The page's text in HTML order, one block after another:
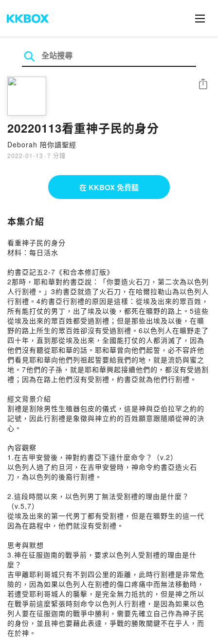
20220113看重神子民的身分
Deborah 陪你讀聖經
2022-01-13 · 7 分鐘
分享
在 KKBOX 免費聽
本集介紹
看重神子民的身分
材料：每日活水
約書亞記五2-7《和合本修訂版》
2那時，耶和華對約書亞說：「你要造火石刀，第二次為以色列
人行割禮。」3約書亞就造了火石刀，在哈爾拉勒山為以色列人
行割禮。4約書亞行割禮的原因是這樣：從埃及出來的眾百姓，
所有能打仗的男丁，出了埃及以後，都死在曠野的路上。5這些
從埃及出來的眾百姓都受過割禮；但是那些出埃及以後，在曠
野的路上所生的眾百姓卻沒有受過割禮。6以色列人在曠野走了
四十年，直到那從埃及出來，全國能打仗的人都消滅了，因為
他們沒有聽從耶和華的話。耶和華曾向他們起誓，必不容許他
們看見耶和華向他們列祖起誓要給我們的地，就是流奶與蜜之
地。7他們的子孫，就是耶和華興起接續他們的，都沒有受過割
禮；因為在路上他們沒有受割禮，約書亞就為他們行割禮。
經文背景介紹
割禮是割除男性生殖器包皮的儀式，這是神與亞伯拉罕之約的
記號，因此行割禮是象徵與神立約的百姓願意跟隨順從神的決
心。
內容觀察
1.在吉甲安營後，神對約書亞下達什麼命令？（v.2）
以色列人過了約旦河，在吉甲安營時，神命令約書亞造火石
刀，為以色列的後裔行割禮。
2.這段時間以來，以色列男丁無法受割禮的理由是什麼？
（v.5,7）
從埃及出來的第一代男丁都有受割禮，但是在曠野生的這一代
因為在路程中，他們就沒有受割禮。
思考與默想
3.神在征服迦南的戰爭前，要求以色列人受割禮的理由是什
麼？
吉甲離耶利哥城只有不到四公里的距離，此時行割禮是非常危
險的，因為如果以色列人在割禮的傷口疼痛中而無法移動時，
若遭受耶利哥城人的襲擊，是完全無力抵抗的，但是神之所以
在戰爭前這麼緊張時刻命令以色列人行割禮，是因為如果以色
列人要在征服迦南的戰爭中勝利，需要先確立自己作為神子民
的身份，並且神也要藉此表達，爭戰的勝敗關鍵不在乎人，而
在於神。